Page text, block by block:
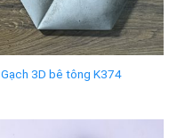
Gạch 3D bê tông K374